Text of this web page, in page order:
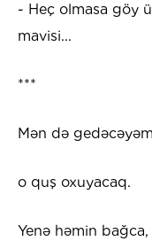
- Heç olmasa göy
mavisi...
***
Mən də
o quş oxuyacaq.
Yenə həmin